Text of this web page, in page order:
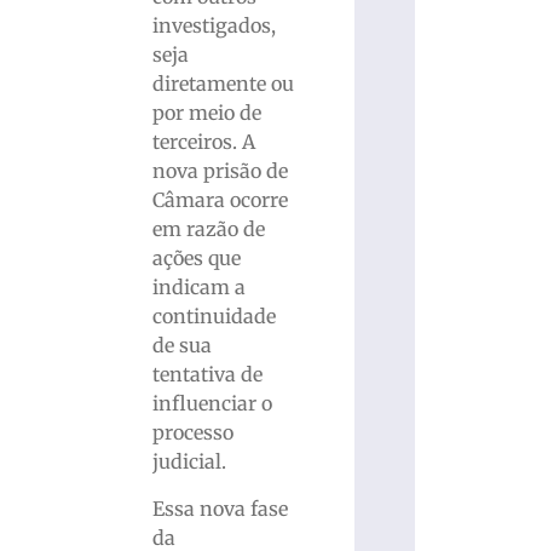
investigados,
seja
diretamente ou
por meio de
terceiros. A
nova prisão de
Câmara ocorre
em razão de
ações que
indicam a
continuidade
de sua
tentativa de
influenciar o
processo
judicial.
Essa nova fase
da